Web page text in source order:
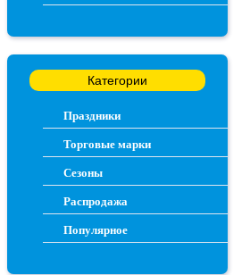
Категории
Праздники
Торговые марки
Сезоны
Распродажа
Популярное